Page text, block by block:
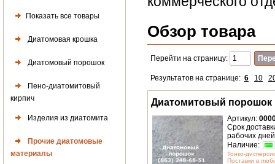
Показать все товары
Диатомовая крошка
Диатомовый порошок
Пено-диатомитовый
кирпич
Изделия из диатомита
Прочие диатомовые
материалы
Обзор товара
Перейти на страницу:
Результатов на странице: 6 10
Диатомитовый порошок
Артикул:
Срок
рабочих дней
Наличие:
Тонко-
Поставки в